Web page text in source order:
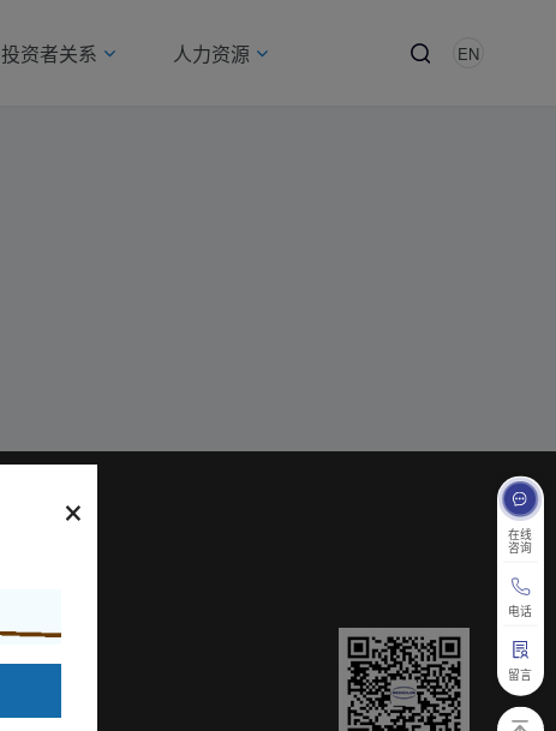
投资者关系 人力资源 EN
在线
咨询
电话
留言
×